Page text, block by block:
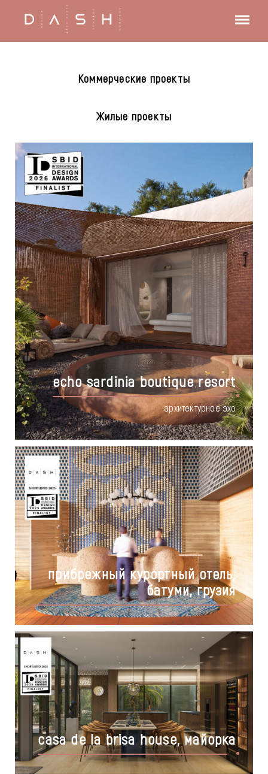
Коммерческие проекты
Жилые проекты
echo sardinia boutique resort
архитектурное эхо
прибрежный курортный отель,
батуми, грузия
casa de la brisa house, майорка